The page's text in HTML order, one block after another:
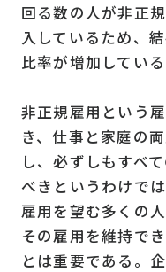
回る数の人が非正
入しているため、
比率が増加している
非正規雇用という
き、仕事と家庭の
し、必ずしもすべ
べきというわけで
雇用を望む多くの
その雇用を維持で
とは重要である。